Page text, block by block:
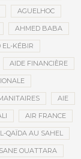
AGUELHOC
AHMED BABA
EL-KÉBIR
AIDE FINANCIÈRE
AIE
AIR FRANCE
QAÏDA AU SAHEL
OUATTARA